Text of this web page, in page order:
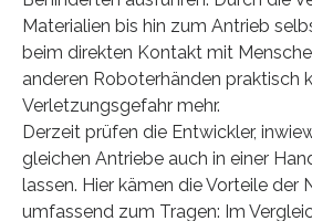
Materialien bis hin zum Antrieb
beim direkten Kontakt mit
anderen Roboterhänden praktisch
Verletzungsgefahr mehr.
Derzeit prüfen die Entwickler,
gleichen Antriebe auch in einer
lassen. Hier kämen die Vorteile der
umfassend zum Tragen: Im